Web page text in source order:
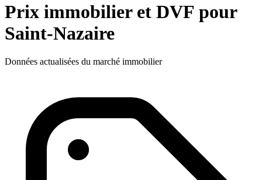
Prix immobilier et DVF pour
Saint-Nazaire
Données actualisées du marché immobilier